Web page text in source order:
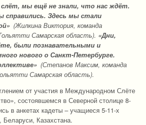
слёт, мы ещё не знали, что нас ждёт.
Здесь мы стали
(Жилкина Виктория, команда
Самарская область). «Дни,
были познавательными и
нового о Санкт-Петербурге.
(Степанов Максим, команда
Самарская область).
от участия в Международном Слёте
состоявшемся в Северной столице 8-
в анкетах кадеты – учащиеся 5-11-х
Казахстана.